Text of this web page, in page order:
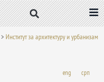
> Институт за архитектуру и урбанизам
eng срп